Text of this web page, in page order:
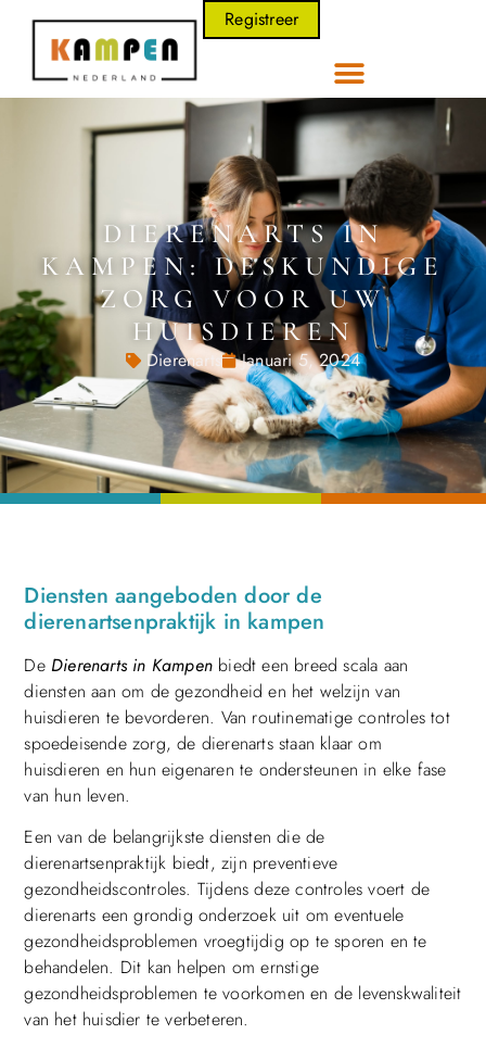
Registreer
DIERENARTS IN
KAMPEN: DESKUNDIGE
ZORG VOOR UW
HUISDIEREN
Dierenarts Januari 5, 2024
Diensten aangeboden door de
dierenartsenpraktijk in kampen
De Dierenarts in Kampen biedt een breed scala aan
diensten aan om de gezondheid en het welzijn van
huisdieren te bevorderen. Van routinematige controles tot
spoedeisende zorg, de dierenarts staan klaar om
huisdieren en hun eigenaren te ondersteunen in elke fase
van hun leven.
Een van de belangrijkste diensten die de
dierenartsenpraktijk biedt, zijn preventieve
gezondheidscontroles. Tijdens deze controles voert de
dierenarts een grondig onderzoek uit om eventuele
gezondheidsproblemen vroegtijdig op te sporen en te
behandelen. Dit kan helpen om ernstige
gezondheidsproblemen te voorkomen en de levenskwaliteit
van het huisdier te verbeteren.